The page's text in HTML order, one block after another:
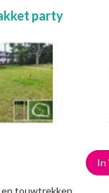
party
In
en touwtrekken